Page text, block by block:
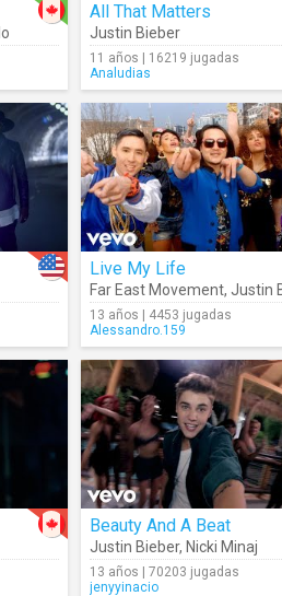
All That Matters
Justin Bieber
11 años | 16219 jugadas
Analudias
Live My Life
Far East Movement, Justin
13 años | 4453 jugadas
Alessandro.159
Beauty And A Beat
Justin Bieber, Nicki Minaj
13 años | 70203 jugadas
jenyyinacio